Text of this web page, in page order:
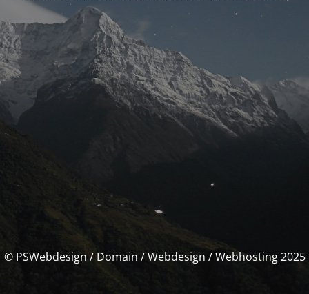
© PSWebdesign / Domain / Webdesign / Webhosting 2025